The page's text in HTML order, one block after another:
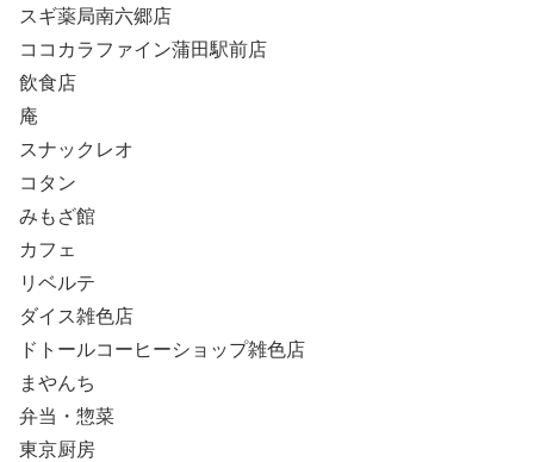
スギ薬局南六郷店
ココカラファイン蒲田駅前店
飲食店
庵
スナックレオ
コタン
みもざ館
カフェ
リベルテ
ダイス雑色店
ドトールコーヒーショップ雑色店
まやんち
弁当・惣菜
東京厨房